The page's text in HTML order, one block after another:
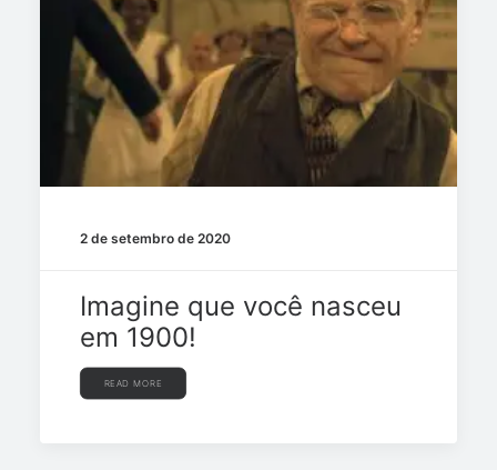
2 de setembro de 2020
Imagine que você nasceu
em 1900!
READ MORE